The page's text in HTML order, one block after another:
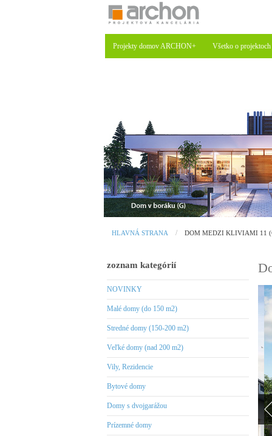
Projekty domov ARCHON+ Všetko o projektoch
HLAVNÁ STRANA DOM MEDZI KLIVIAMI 11
zoznam kategórií
NOVINKY
Malé domy (do 150 m2)
Stredné domy (150-200 m2)
Veľké domy (nad 200 m2)
Vily, Rezidencie
Bytové domy
Domy s dvojgarážou
Prízemné domy